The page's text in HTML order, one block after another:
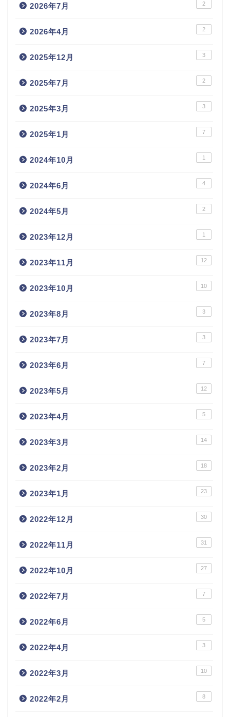
2026年7月 2
2026年4月 2
2025年12月 3
2025年7月 2
2025年3月 3
2025年1月 7
2024年10月 1
2024年6月 4
2024年5月 2
2023年12月 1
2023年11月 12
2023年10月 10
2023年8月 3
2023年7月 3
2023年6月 7
2023年5月 12
2023年4月 5
2023年3月 14
2023年2月 18
2023年1月 23
2022年12月 30
2022年11月 31
2022年10月 27
2022年7月 7
2022年6月 5
2022年4月 3
2022年3月 10
2022年2月 8